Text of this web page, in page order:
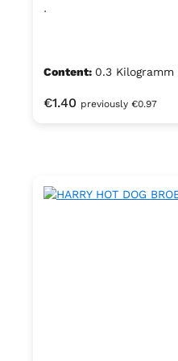
.
Content: 0.3 Kilogramm
Regular price:
€1.40 previously €0.97